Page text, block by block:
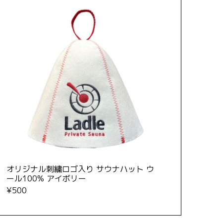
オリジナル刺繍ロゴ入り サウナハット ウ
ール100% アイボリー
¥500